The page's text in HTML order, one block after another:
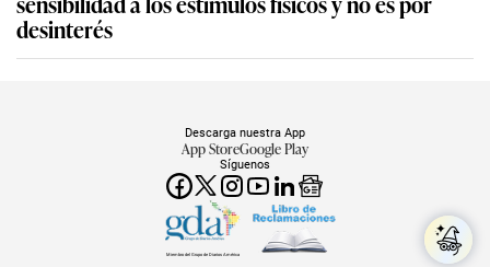
desinterés
Síguenos
Descarga nuestra App
App StoreGoogle Play
Miembro del Grupo de Diarios América